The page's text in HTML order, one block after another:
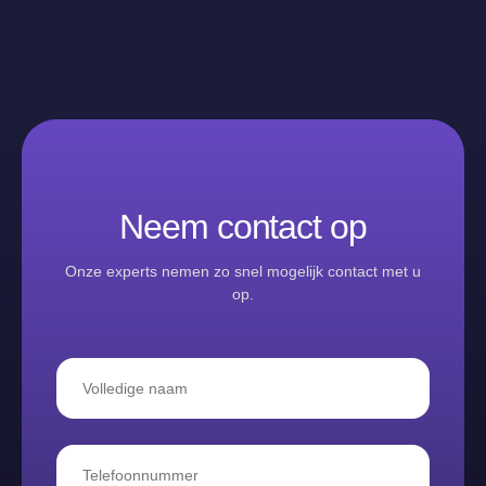
Neem contact op
Onze experts nemen zo snel mogelijk contact met u
op.